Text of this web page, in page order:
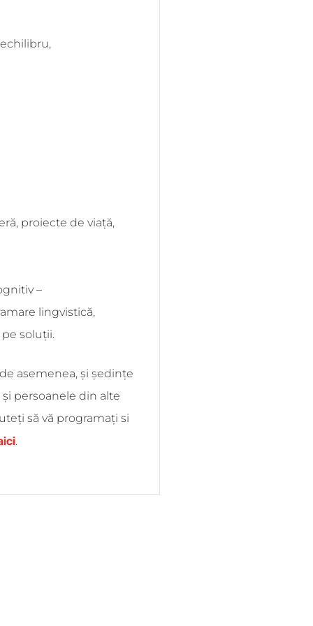
proiecte de viață,
–
lingvistică,
soluții.
asemenea, și ședințe
persoanele din alte
să vă programați si
.